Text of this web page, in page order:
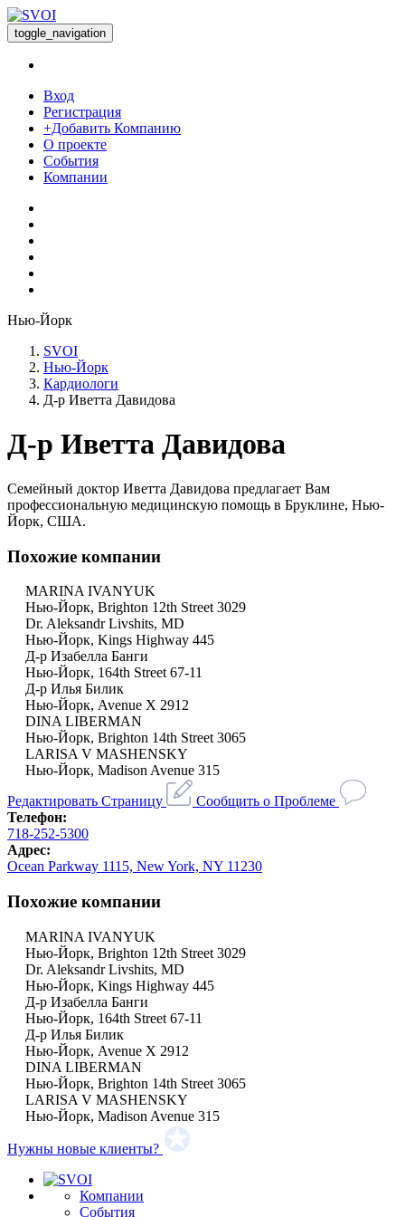
toggle_navigation
Вход
Регистрация
+Добавить Компанию
О проекте
События
Компании
Нью-Йорк
SVOI
Нью-Йорк
Кардиологи
Д-р Иветта Давидова
Д-р Иветта Давидова
Семейный доктор Иветта Давидова предлагает Вам
профессиональную медицинскую помощь в Бруклине, Нью-
Йорк, США.
Похожие компании
MARINA IVANYUK
Нью-Йорк, Brighton 12th Street 3029
Dr. Aleksandr Livshits, MD
Нью-Йорк, Kings Highway 445
Д-р Изабелла Банги
Нью-Йорк, 164th Street 67-11
Д-р Илья Билик
Нью-Йорк, Avenue X 2912
DINA LIBERMAN
Нью-Йорк, Brighton 14th Street 3065
LARISA V MASHENSKY
Нью-Йорк, Madison Avenue 315
Редактировать Страницу
Сообщить о Проблеме
Телефон:
718-252-5300
Адрес:
Ocean Parkway 1115, New York, NY 11230
Похожие компании
MARINA IVANYUK
Нью-Йорк, Brighton 12th Street 3029
Dr. Aleksandr Livshits, MD
Нью-Йорк, Kings Highway 445
Д-р Изабелла Банги
Нью-Йорк, 164th Street 67-11
Д-р Илья Билик
Нью-Йорк, Avenue X 2912
DINA LIBERMAN
Нью-Йорк, Brighton 14th Street 3065
LARISA V MASHENSKY
Нью-Йорк, Madison Avenue 315
Нужны новые клиенты?
Компании
События